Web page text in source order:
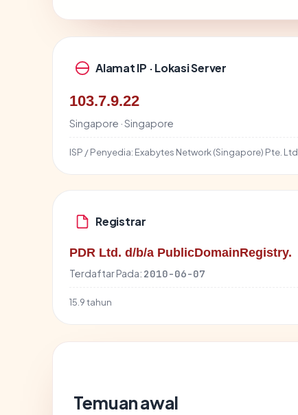
Alamat IP · Lokasi Server
103.7.9.22
Singapore · Singapore
ISP / Penyedia: Exabytes Network (Singapore) Pte. Ltd.
Registrar
PDR Ltd. d/b/a PublicDomainRegistry.
Terdaftar Pada: 2010-06-07
15.9 tahun
Temuan awal